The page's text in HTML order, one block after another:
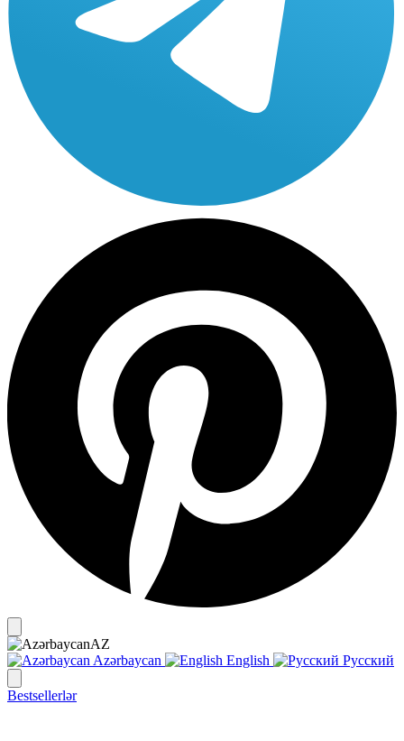
AZ
Azərbaycan
English Русский
Bestsellerlər